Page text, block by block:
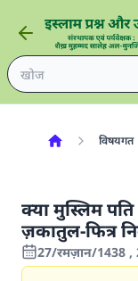
विषयगत
क्या मुस्लिम
ज़कातुल-फित्र
27/रमज़ान/1438